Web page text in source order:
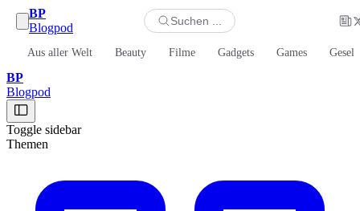
BP
Blogpod
Suchen ...
Aus aller Welt Beauty Filme Gadgets Games
BP
Blogpod
Toggle sidebar
Themen